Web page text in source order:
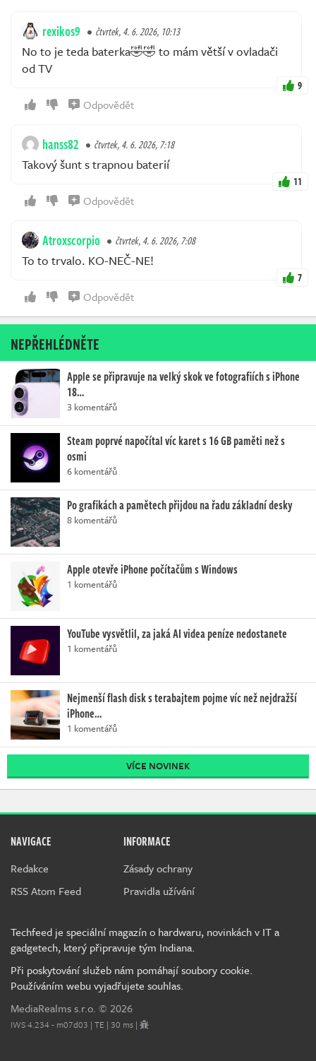
rexikos9 čtvrtek, 4. 6. 2026, 10:13
No to je teda baterka🤣🤣 to mám větší v ovladači
od TV
9
Odpovědět
hanss82 čtvrtek, 4. 6. 2026, 7:18
Takový šunt s trapnou baterií
11
Odpovědět
Atroxscorpio čtvrtek, 4. 6. 2026, 7:08
To to trvalo. KO-NEČ-NE!
7
Odpovědět
NEPŘEHLÉDNĚTE
Apple se připravuje na velký skok ve fotografiích s iPhone
18…
3 komentářů
Steam poprvé napočítal víc karet s 16 GB paměti než s
osmi
6 komentářů
Po grafikách a pamětech přijdou na řadu základní desky
8 komentářů
Apple otevře iPhone počítačům s Windows
1 komentářů
YouTube vysvětlil, za jaká AI videa peníze nedostanete
1 komentářů
Nejmenší flash disk s terabajtem pojme víc než nejdražší
iPhone…
1 komentářů
VÍCE NOVINEK
NAVIGACE
Redakce
RSS Atom Feed
INFORMACE
Zásady ochrany
Pravidla užívání
Techfeed je speciální magazín o hardwaru, novinkách v IT a
gadgetech, který připravuje tým Indiana.
Při poskytování služeb nám pomáhají soubory cookie.
Používáním webu vyjadřujete souhlas.
MediaRealms s.r.o. © 2026
IWS 4.234 - m07d03 | TE | 30 ms |